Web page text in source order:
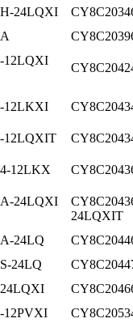
24LQXI
12LQXI
12LKXI
12LQXIT
12LKX
24LQXI
24LQXIT
24LQ
24LQ
12PVXI